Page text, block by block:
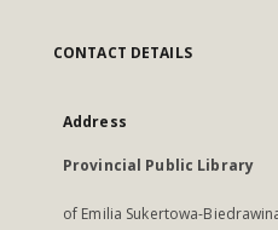
CONTACT DETAILS
Address
Provincial Public Library
of Emilia Sukertowa-